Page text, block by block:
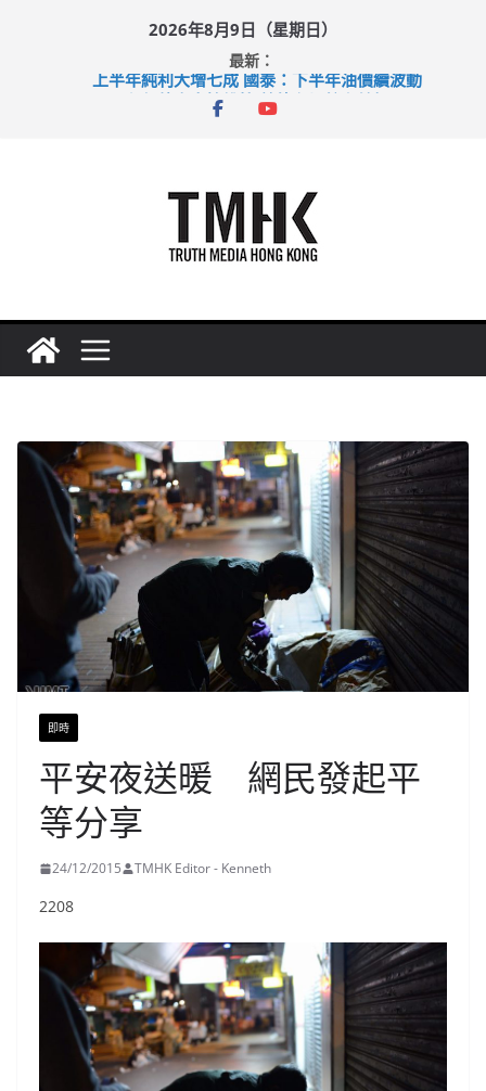
2026年8月9日（星期日）
最新：
上半年純利大增七成 國泰：下半年油價續波動
拜仁熱身賽挫維拉 啟德主場館奪錦標
即時
平安夜送暖 網民發起平
等分享
24/12/2015 TMHK Editor - Kenneth
2208